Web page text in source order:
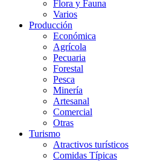
Flora y Fauna
Varios
Producción
Económica
Agrícola
Pecuaria
Forestal
Pesca
Minería
Artesanal
Comercial
Otras
Turismo
Atractivos turísticos
Comidas Típicas